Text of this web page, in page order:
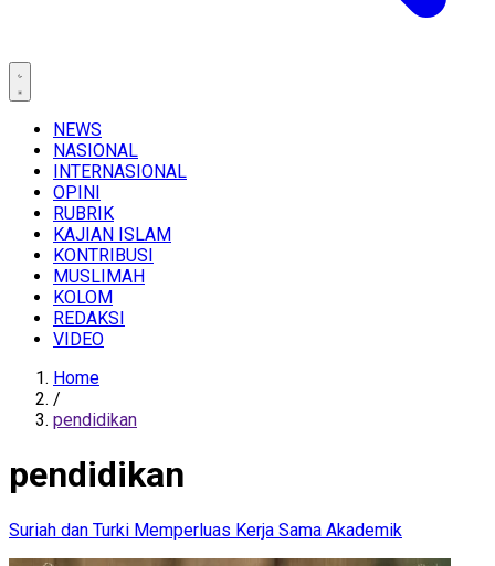
NEWS
NASIONAL
INTERNASIONAL
OPINI
RUBRIK
KAJIAN ISLAM
KONTRIBUSI
MUSLIMAH
KOLOM
REDAKSI
VIDEO
Home
/
pendidikan
pendidikan
Suriah dan Turki Memperluas Kerja Sama Akademik